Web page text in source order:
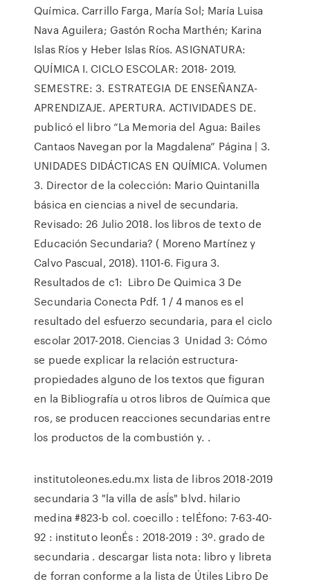
Química. Carrillo Farga, María Sol; María Luisa
Nava Aguilera; Gastón Rocha Marthén; Karina
Islas Ríos y Heber Islas Ríos. ASIGNATURA:
QUÍMICA I. CICLO ESCOLAR: 2018- 2019.
SEMESTRE: 3. ESTRATEGIA DE ENSEÑANZA-
APRENDIZAJE. APERTURA. ACTIVIDADES DE.
publicó el libro “La Memoria del Agua: Bailes
Cantaos Navegan por la Magdalena” Página | 3.
UNIDADES DIDÁCTICAS EN QUÍMICA. Volumen
3. Director de la colección: Mario Quintanilla
básica en ciencias a nivel de secundaria.
Revisado: 26 Julio 2018. los libros de texto de
Educación Secundaria? ( Moreno Martínez y
Calvo Pascual, 2018). 1101-6. Figura 3.
Resultados de c1: Libro De Quimica 3 De
Secundaria Conecta Pdf. 1 / 4 manos es el
resultado del esfuerzo secundaria, para el ciclo
escolar 2017-2018. Ciencias 3 Unidad 3: Cómo
se puede explicar la relación estructura-
propiedades alguno de los textos que figuran
en la Bibliografía u otros libros de Química que
ros, se producen reacciones secundarias entre
los productos de la combustión y. .
institutoleones.edu.mx lista de libros 2018-2019
secundaria 3 "la villa de asÍs" blvd. hilario
medina #823-b col. coecillo : telÉfono: 7-63-40-
92 : instituto leonÉs : 2018-2019 : 3º. grado de
secundaria . descargar lista nota: libro y libreta
de forran conforme a la lista de Útiles Libro De